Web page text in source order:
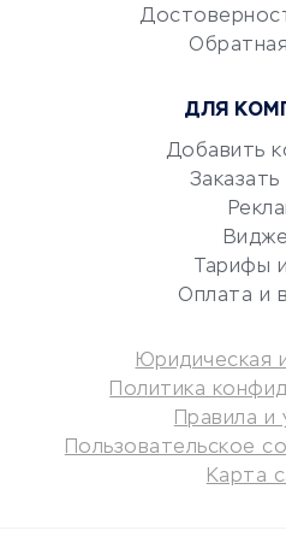
документооборот
Юридические компании
Аудиторские компании
Бухгалтерия онлайн
Потребительские
Кредитные карты
Дебетовые карты
Микрофинансовые
ДЛЯ
Добавить
Тарифы
Оплата и
Юридическая
Политика
Правила и
Пользовательское
Карта